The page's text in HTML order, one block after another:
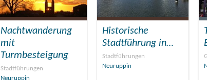
Nachtwanderung
mit
Turmbesteigung
Stadtführungen
Neuruppin
Historische
Stadtführung in…
Stadtführungen
Neuruppin